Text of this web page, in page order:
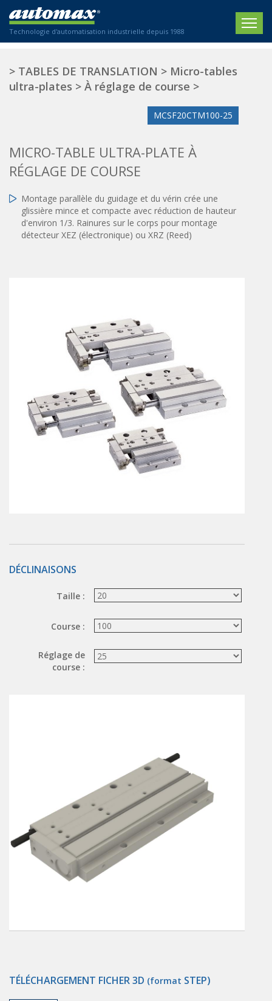
Technologie d'automatisation industrielle depuis 1988
ACCUEIL
SOCIÉTÉ
PRODUITS
Actionneurs électriques
Actionneurs standardisés
Amortisseurs hydrauliques
Régulateurs hydrauliques
CONNECTIQUE
Joints tournants
CONTRÔLE DES FLUIDES
Auxiliaires de ligne
Auxiliaires de raccordement
Électrovannes tous fluides
Commande pneumatique
Vannes à jet pulsé
OUTILS COUPANTS
Couteaux pneumatiques
Traitements d'air - Accessoires
Traitements d'air - Ioniseurs
Traitements d'air compacts
SECTEURS
Agriculture
Imprimerie
Plasturgie
CONTACT
Nous sommes heureux de vous conseiller !
+33 0 254 553 811
> TABLES DE TRANSLATION > Micro-tables
ultra-plates > À réglage de course >
MCSF20CTM100-25
MICRO-TABLE ULTRA-PLATE À
RÉGLAGE DE COURSE
Montage parallèle du guidage et du vérin crée une
glissière mince et compacte avec réduction de hauteur
d'environ 1/3. Rainures sur le corps pour montage
détecteur XEZ (électronique) ou XRZ (Reed)
DÉCLINAISONS
Taille :
Course :
Réglage de
course :
TÉLÉCHARGEMENT FICHER 3D (format STEP)